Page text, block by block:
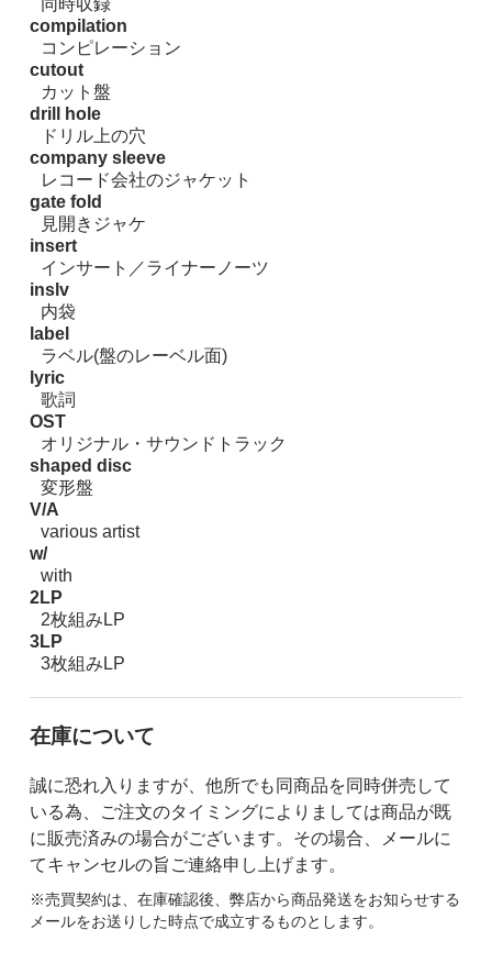
同時収録
compilation
コンピレーション
cutout
カット盤
drill hole
ドリル上の穴
company sleeve
レコード会社のジャケット
gate fold
見開きジャケ
insert
インサート／ライナーノーツ
inslv
内袋
label
ラベル(盤のレーベル面)
lyric
歌詞
OST
オリジナル・サウンドトラック
shaped disc
変形盤
V/A
various artist
w/
with
2LP
2枚組みLP
3LP
3枚組みLP
在庫について
誠に恐れ入りますが、他所でも同商品を同時併売して
いる為、ご注文のタイミングによりましては商品が既
に販売済みの場合がございます。その場合、メールに
てキャンセルの旨ご連絡申し上げます。
※売買契約は、在庫確認後、弊店から商品発送をお知らせする
メールをお送りした時点で成立するものとします。